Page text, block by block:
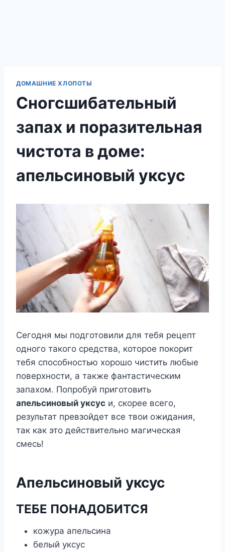
ДОМАШНИЕ ХЛОПОТЫ
Сногсшибательный
запах и поразительная
чистота в доме:
апельсиновый уксус
Сегодня мы подготовили для тебя рецепт
одного такого средства, которое покорит
тебя способностью хорошо чистить любые
поверхности, а также фантастическим
запахом. Попробуй приготовить
апельсиновый уксус и, скорее всего,
результат превзойдет все твои ожидания,
так как это действительно магическая
смесь!
Апельсиновый уксус
ТЕБЕ ПОНАДОБИТСЯ
кожура апельсина
белый уксус